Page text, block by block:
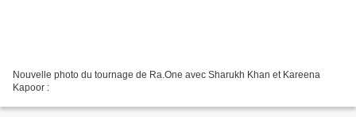
Nouvelle photo du tournage de Ra.One avec Sharukh Khan et Kareena
Kapoor :